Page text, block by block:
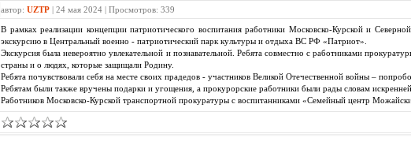
автор: UZTP | 24 мая 2024 | Просмотров: 339
В рамках реализации концепции патриотического воспитания работники Московско-Курской и
экскурсию в Центральный военно - патриотический парк культуры и отдыха ВС РФ «Патриот».
Экскурсия была невероятно увлекательной и познавательной. Ребята совместно с работниками
страны и о людях, которые защищали Родину.
Ребята почувствовали себя на месте своих прадедов - участников Великой Отечественной войны –
Ребятам были также вручены подарки и угощения, а прокурорские работники были рады словам искренней
Работников Московско-Курской транспортной прокуратуры с воспитанниками «Семейный центр